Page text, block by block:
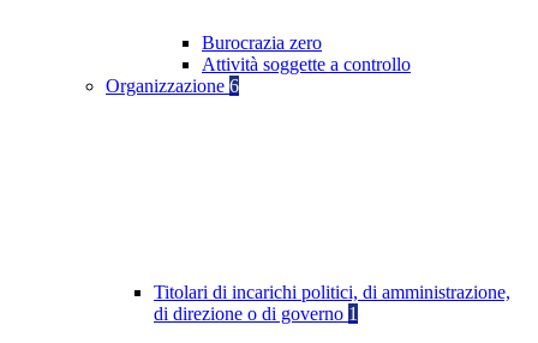
Burocrazia zero
Attività soggette a controllo
Organizzazione 6
Titolari di incarichi politici, di amministrazione,
di direzione o di governo 1